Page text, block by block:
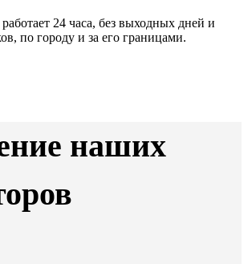
24 часа, без выходных дней и
по городу и за его границами.
наших